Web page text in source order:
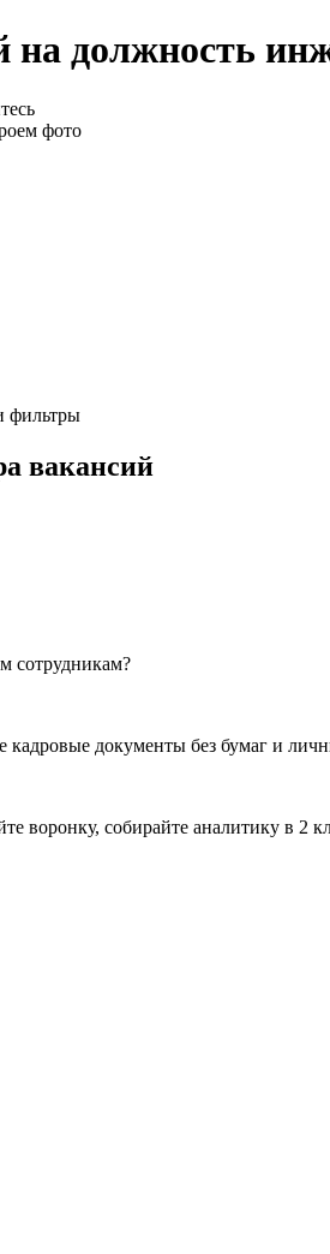
на должность
фото
фильтры
вакансий
сотрудникам?
кадровые документы без бумаг и
воронку, собирайте аналитику в 2